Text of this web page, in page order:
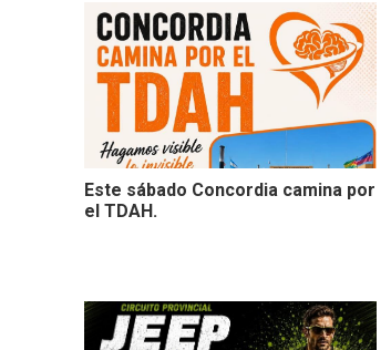
Este sábado Concordia camina por
el TDAH.